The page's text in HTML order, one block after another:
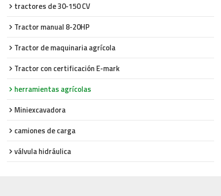
tractores de 30-150 CV
Tractor manual 8-20HP
Tractor de maquinaria agrícola
Tractor con certificación E-mark
herramientas agrícolas
Miniexcavadora
camiones de carga
válvula hidráulica